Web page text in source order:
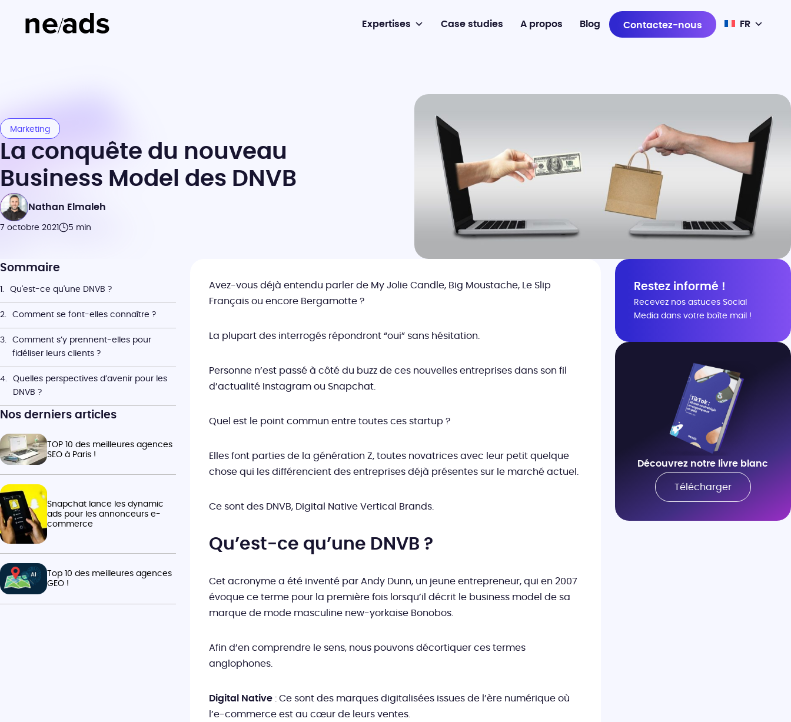
Expertises Case studies A propos Blog Contactez-nous FR
Marketing
La conquête du nouveau
Business Model des DNVB
Nathan Elmaleh
7 octobre 2021 5 min
Sommaire
Qu'est-ce qu'une DNVB ?
Comment se font-elles connaître ?
Comment s’y prennent-elles pour
fidéliser leurs clients ?
Quelles perspectives d’avenir pour les
DNVB ?
Nos derniers articles
TOP 10 des meilleures agences
SEO à Paris !
Snapchat lance les dynamic
ads pour les annonceurs e-
commerce
Top 10 des meilleures agences
GEO !
Avez-vous déjà entendu parler de My Jolie Candle, Big Moustache, Le Slip
Français ou encore Bergamotte ?
La plupart des interrogés répondront “oui” sans hésitation.
Personne n’est passé à côté du buzz de ces nouvelles entreprises dans son fil
d’actualité Instagram ou Snapchat.
Quel est le point commun entre toutes ces startup ?
Elles font parties de la génération Z, toutes novatrices avec leur petit quelque
chose qui les différencient des entreprises déjà présentes sur le marché actuel.
Ce sont des DNVB, Digital Native Vertical Brands.
Qu’est-ce qu’une DNVB ?
Cet acronyme a été inventé par Andy Dunn, un jeune entrepreneur, qui en 2007
évoque ce terme pour la première fois lorsqu’il décrit le business model de sa
marque de mode masculine new-yorkaise Bonobos.
Afin d’en comprendre le sens, nous pouvons décortiquer ces termes
anglophones.
Digital Native : Ce sont des marques digitalisées issues de l’ère numérique où
l’e-commerce est au cœur de leurs ventes.
Restez informé !
Recevez nos astuces Social
Media dans votre boîte mail !
Découvrez notre livre blanc
Télécharger